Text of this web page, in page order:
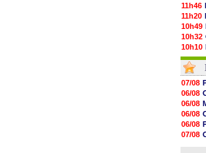
11h46
11h20
10h49
10h32
10h10
09h49
09h35
09h08
08h54
08h32
07/08
07/08
07/08
07/08
07/08
06/08
06/08
06/08
06/08
07/08